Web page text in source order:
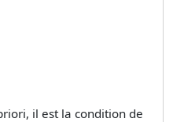
il est la condition de